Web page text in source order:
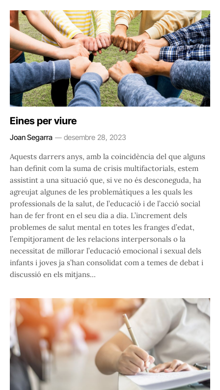
Eines per viure
Joan Segarra desembre 28, 2023
Aquests darrers anys, amb la coincidència del que alguns
han definit com la suma de crisis multifactorials, estem
assistint a una situació que, si ve no és desconeguda, ha
agreujat algunes de les problemàtiques a les quals les
professionals de la salut, de l’educació i de l’acció social
han de fer front en el seu dia a dia. L’increment dels
problemes de salut mental en totes les franges d’edat,
l’empitjorament de les relacions interpersonals o la
necessitat de millorar l’educació emocional i sexual dels
infants i joves ja s’han consolidat com a temes de debat i
discussió en els mitjans…